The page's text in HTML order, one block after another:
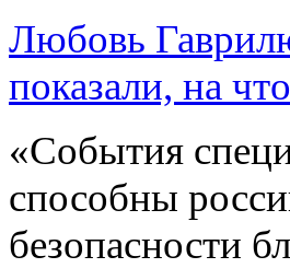
Любовь
показали, на
«События
способны
безопасности